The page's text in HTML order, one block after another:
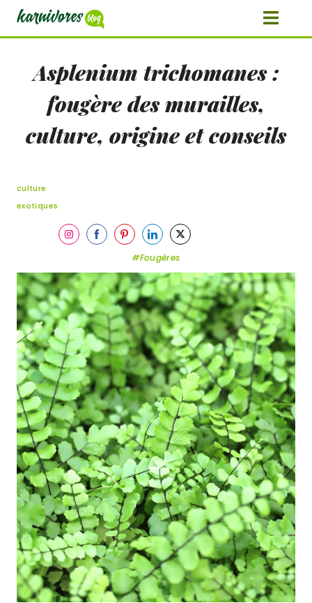
Asplenium trichomanes :
fougère des murailles,
culture, origine et conseils
culture
exotiques
Share Share Share
Pinterest
Share
on
LinkedIn
Share
on
Twitter
Fougères